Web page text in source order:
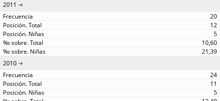
2011
20
12
5
10,60
21,39
2010
24
11
5